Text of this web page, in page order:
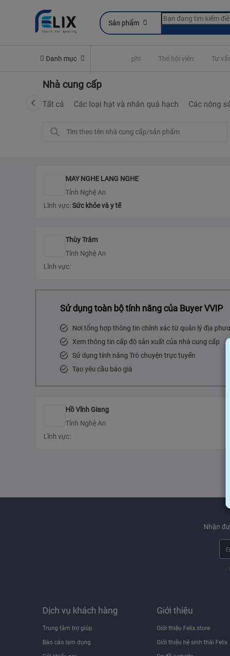
Sản phẩm
Danh mục
Yêu cầu quyền lợi bảo hiểm Đóng phí Thẻ hội viên Tư
Nhà cung cấp
Tất cả Các loại hạt và nhân quả hạch Các nông
MAY NGHE LANG NGHE
Tỉnh Nghệ An
Lĩnh vực:Sức khỏe và y tế
Thùy Trâm
Tỉnh Nghệ An
Lĩnh vực:
Sử dụng toàn bộ tính năng của Buyer VVIP
Nơi tổng hợp thông tin chính xác từ quản lý địa
Xem thông tin cấp độ sản xuất của nhà cung cấp
Sử dụng tính năng Trò chuyện trực tuyến
Tạo yêu cầu báo giá
Hồ Vĩnh Giang
Tỉnh Nghệ An
Lĩnh vực:
Nhận
Dịch vụ khách hàng
Trung tâm trợ giúp
Báo cáo lạm dụng
Giới thiệu
Giới thiệu Felix.store
Giới thiệu hệ sinh thái Felix